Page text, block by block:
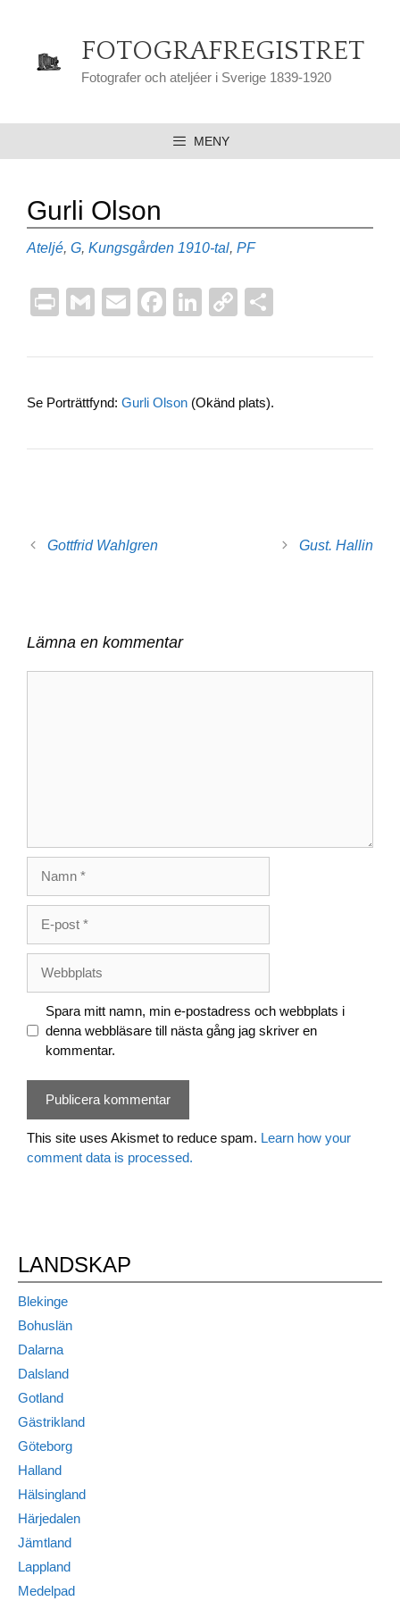
FOTOGRAFREGISTRET
Fotografer och ateljéer i Sverige 1839-1920
MENY
Gurli Olson
Kategorier
Ateljé, G, Kungsgården Etiketter
1910-tal, PF
Pr
t
G
ail
E
ail
F
c
b
o
Li
k
dI
n
C
p
Li
n
a
Se Porträttfynd: Gurli Olson (Okänd plats).
Gottfrid Wahlgren Gust. Hallin
Lämna en kommentar
post
Spara mitt namn, min e-postadress och webbplats i
denna webbläsare till nästa gång jag skriver en
kommentar.
This site uses Akismet to reduce spam. Learn how your
comment data is processed.
LANDSKAP
Blekinge
Bohuslän
Dalarna
Dalsland
Gotland
Gästrikland
Göteborg
Halland
Hälsingland
Härjedalen
Jämtland
Lappland
Medelpad